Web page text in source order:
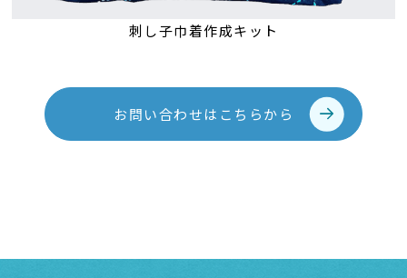
刺し子巾着作成キット
お問い合わせはこちらから